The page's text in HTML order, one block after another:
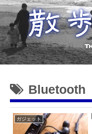
Bluetooth
ガジェット